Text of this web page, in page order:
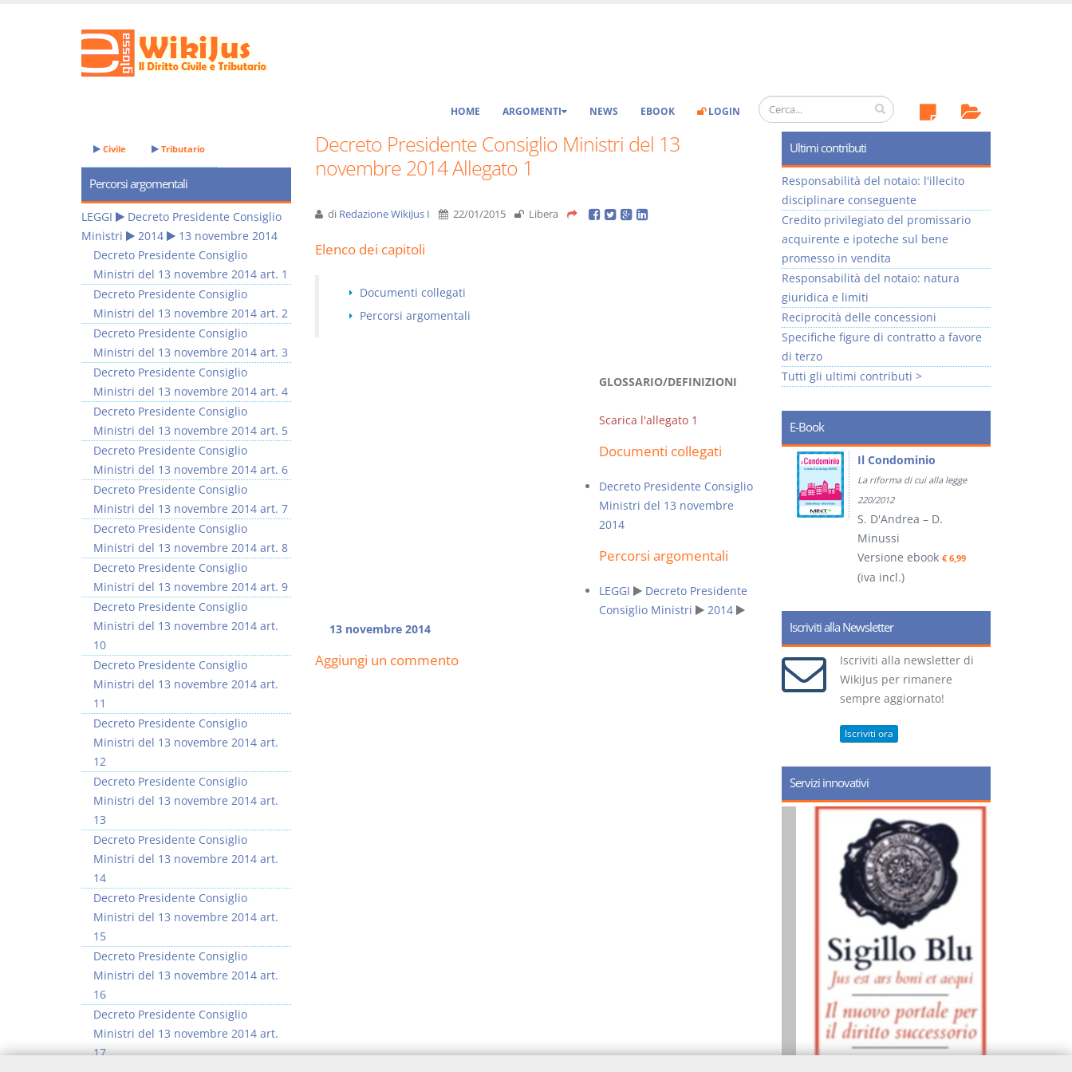
HOME ARGOMENTI NEWS EBOOK LOGIN
Decreto Presidente Consiglio Ministri del 13
novembre 2014 Allegato 1
di Redazione WikiJus I 22/01/2015 Libera
Elenco dei capitoli
Documenti collegati
Percorsi argomentali
GLOSSARIO/DEFINIZIONI
Scarica l'allegato 1
Documenti collegati
Decreto Presidente Consiglio
Ministri del 13 novembre
2014
Percorsi argomentali
LEGGI
Decreto Presidente
Consiglio Ministri
2014
13 novembre 2014
Aggiungi un commento
Civile Tributario
Percorsi argomentali
LEGGI
Decreto Presidente Consiglio
Ministri
2014
13 novembre 2014
Decreto Presidente Consiglio
Ministri del 13 novembre 2014 art. 1
Decreto Presidente Consiglio
Ministri del 13 novembre 2014 art. 2
Decreto Presidente Consiglio
Ministri del 13 novembre 2014 art. 3
Decreto Presidente Consiglio
Ministri del 13 novembre 2014 art. 4
Decreto Presidente Consiglio
Ministri del 13 novembre 2014 art. 5
Decreto Presidente Consiglio
Ministri del 13 novembre 2014 art. 6
Decreto Presidente Consiglio
Ministri del 13 novembre 2014 art. 7
Decreto Presidente Consiglio
Ministri del 13 novembre 2014 art. 8
Decreto Presidente Consiglio
Ministri del 13 novembre 2014 art. 9
Decreto Presidente Consiglio
Ministri del 13 novembre 2014 art.
10
Decreto Presidente Consiglio
Ministri del 13 novembre 2014 art.
11
Decreto Presidente Consiglio
Ministri del 13 novembre 2014 art.
12
Decreto Presidente Consiglio
Ministri del 13 novembre 2014 art.
13
Decreto Presidente Consiglio
Ministri del 13 novembre 2014 art.
14
Decreto Presidente Consiglio
Ministri del 13 novembre 2014 art.
15
Decreto Presidente Consiglio
Ministri del 13 novembre 2014 art.
16
Decreto Presidente Consiglio
Ministri del 13 novembre 2014 art.
17
Ultimi contributi
Responsabilità del notaio: l'illecito
disciplinare conseguente
Credito privilegiato del promissario
acquirente e ipoteche sul bene
promesso in vendita
Responsabilità del notaio: natura
giuridica e limiti
Reciprocità delle concessioni
Specifiche figure di contratto a favore
di terzo
Tutti gli ultimi contributi >
E-Book
Usufrutto Uso e
Versione ebook€ 4,19
Prescrizione e
decadenza
D. Minussi
Versione ebook
(iva incl.)
I Singoli Contratti
D. Minussi
Versione ebook
Il Condominio
La riforma di cui alla legge
220/2012
S. D'Andrea – D.
Minussi
Versione ebook € 6,99
(iva incl.)
Iscriviti alla Newsletter
Iscriviti alla newsletter di
WikiJus per rimanere
sempre aggiornato!
Iscriviti ora
Servizi innovativi